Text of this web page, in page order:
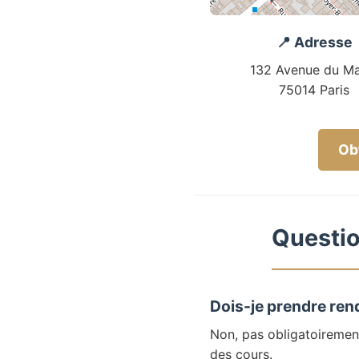
📍 Adresse
132 Avenue du
75014 Paris
Dois-je prendre
Non, pas
des cours.